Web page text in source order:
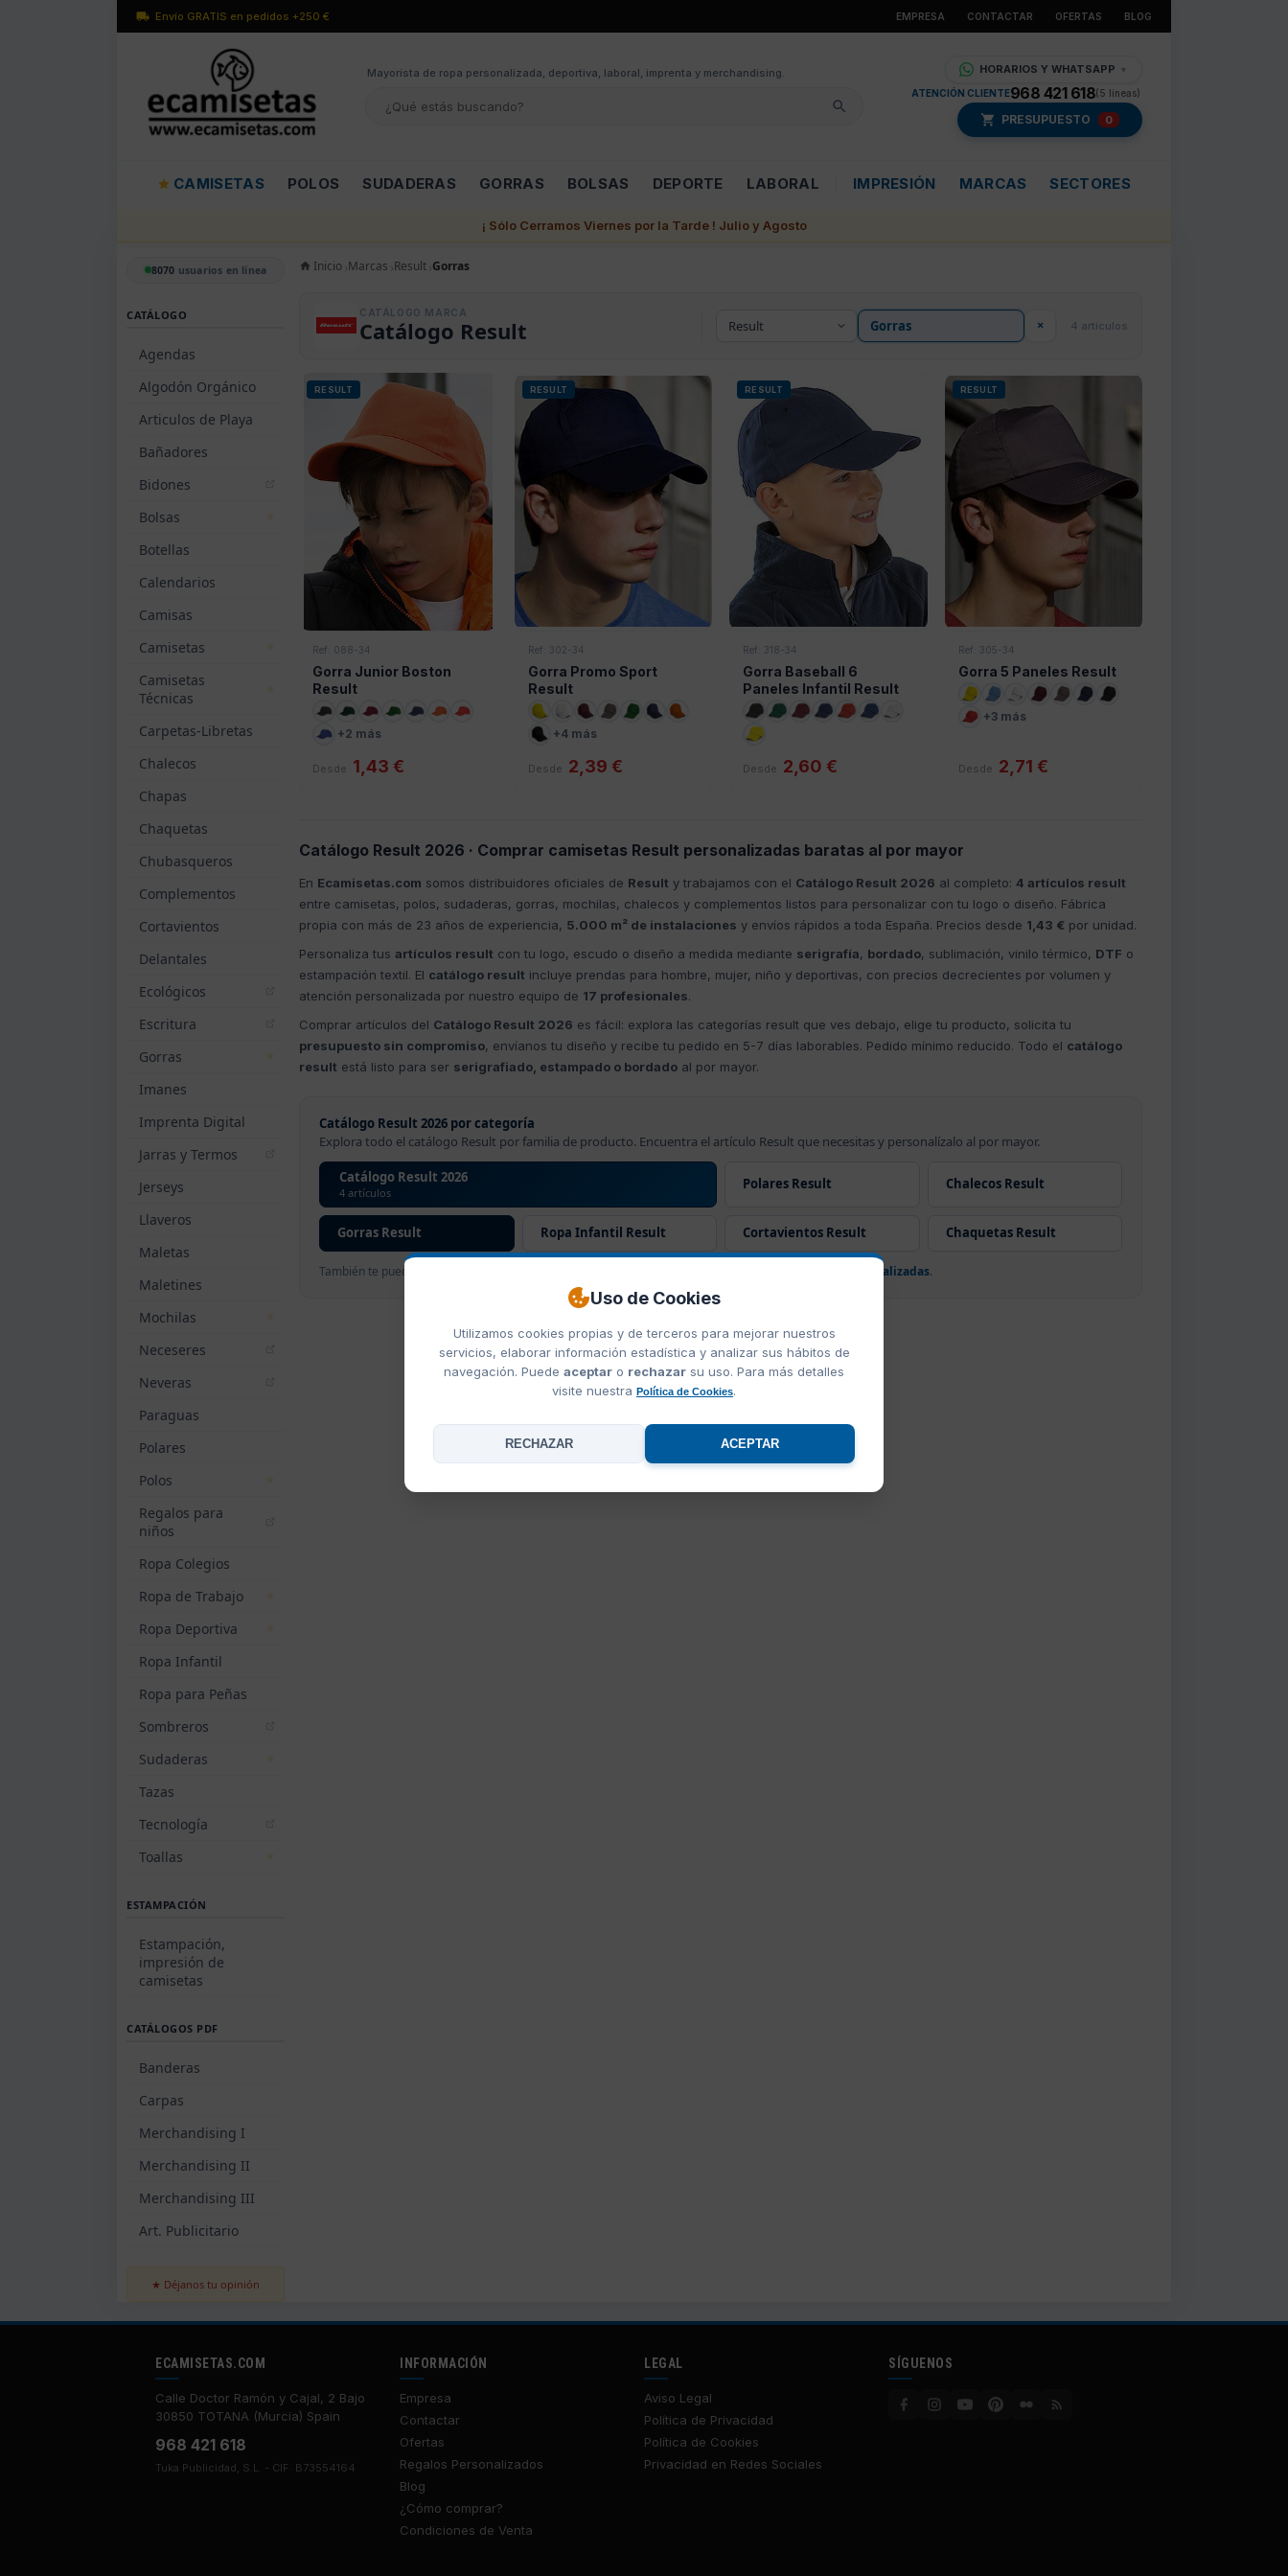
Envío GRATIS en pedidos +250 € EMPRESA CONTACTAR OFERTAS BLOG
Mayorísta de ropa personalizada, deportiva, laboral, imprenta y merchandising. HORARIOS Y WHATSAPP ▼
ATENCIÓN CLIENTE968 421 618(5 líneas)
PRESUPUESTO 0
CAMISETAS POLOS SUDADERAS GORRAS BOLSAS DEPORTE LABORAL IMPRESIÓN MARCAS SECTORES
¡ Sólo Cerramos Viernes por la Tarde ! Julio y Agosto
Uso de Cookies
Utilizamos cookies propias y de terceros para mejorar nuestros
servicios, elaborar información estadística y analizar sus hábitos de
navegación. Puede aceptar o rechazar su uso. Para más detalles
visite nuestra Política de Cookies.
RECHAZAR ACEPTAR
8070 usuarios en línea
CATÁLOGO
Agendas
Algodón Orgánico
Articulos de Playa
Bañadores
Bidones
Bolsas
Botellas
Calendarios
Camisas
Camisetas
Camisetas
Técnicas
Carpetas-Libretas
Chalecos
Chapas
Chaquetas
Chubasqueros
Complementos
Cortavientos
Delantales
Ecológicos
Escritura
Gorras
Imanes
Imprenta Digital
Jarras y Termos
Jerseys
Llaveros
Maletas
Maletines
Mochilas
Neceseres
Neveras
Paraguas
Polares
Polos
Regalos para
niños
Ropa Colegios
Ropa de Trabajo
Ropa Deportiva
Ropa Infantil
Ropa para Peñas
Sombreros
Sudaderas
Tazas
Tecnología
Toallas
ESTAMPACIÓN
Estampación,
impresión de
camisetas
CATÁLOGOS PDF
Banderas
Carpas
Merchandising I
Merchandising II
Merchandising III
Art. Publicitario
★ Déjanos tu opinión
Inicio Marcas Result Gorras
CATÁLOGO MARCA
Catálogo Result × 4 artículos
RESULT
Ref: 088-34
Gorra Junior Boston
Result
+2 más
Desde 1,43 €
RESULT
Ref: 302-34
Gorra Promo Sport
Result
+4 más
Desde 2,39 €
RESULT
Ref: 318-34
Gorra Baseball 6
Paneles Infantil Result
Desde 2,60 €
RESULT
Ref: 305-34
Gorra 5 Paneles Result
+3 más
Desde 2,71 €
Catálogo Result 2026 · Comprar camisetas Result personalizadas baratas al por mayor
En Ecamisetas.com somos distribuidores oficiales de Result y trabajamos con el Catálogo Result 2026 al completo: 4 artículos result
entre camisetas, polos, sudaderas, gorras, mochilas, chalecos y complementos listos para personalizar con tu logo o diseño. Fábrica
propia con más de 23 años de experiencia, 5.000 m² de instalaciones y envíos rápidos a toda España. Precios desde 1,43 € por unidad.
Personaliza tus artículos result con tu logo, escudo o diseño a medida mediante serigrafía, bordado, sublimación, vinilo térmico, DTF o
estampación textil. El catálogo result incluye prendas para hombre, mujer, niño y deportivas, con precios decrecientes por volumen y
atención personalizada por nuestro equipo de 17 profesionales.
Comprar artículos del Catálogo Result 2026 es fácil: explora las categorías result que ves debajo, elige tu producto, solicita tu
presupuesto sin compromiso, envíanos tu diseño y recibe tu pedido en 5-7 días laborables. Pedido mínimo reducido. Todo el catálogo
result está listo para ser serigrafiado, estampado o bordado al por mayor.
Catálogo Result 2026 por categoría
Explora todo el catálogo Result por familia de producto. Encuentra el artículo Result que necesitas y personalízalo al por mayor.
Catálogo Result 2026
4 artículos Polares Result Chalecos Result
Gorras Result Ropa Infantil Result Cortavientos Result Chaquetas Result
También te puede interesar: otras marcas de camisetas personalizadas.
ECAMISETAS.COM
Calle Doctor Ramón y Cajal, 2 Bajo
30850 TOTANA (Murcia) Spain
968 421 618
Tuka Publicidad, S.L. - CIF: B73554164
INFORMACIÓN
Empresa
Contactar
Ofertas
Regalos Personalizados
Blog
¿Cómo comprar?
Condiciones de Venta
LEGAL
Aviso Legal
Política de Privacidad
Política de Cookies
Privacidad en Redes Sociales
SÍGUENOS